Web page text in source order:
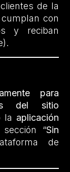
de la
con
y reciban
para
del sitio
la aplicación
“Sin
de